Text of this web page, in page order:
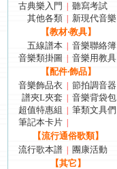
古典樂入門
聽寫考試
其他各類
新現代音樂
【教材‧教具】
五線譜本
音樂聯絡簿
音樂類掛圖
音樂用教具
【配件‧飾品】
音樂飾品衣
節拍調音器
譜夾L夾套
音樂背袋包
超值特惠組
筆類文具們
筆記本卡片
【流行通俗歌類】
流行歌本譜
團康活動
【其它】